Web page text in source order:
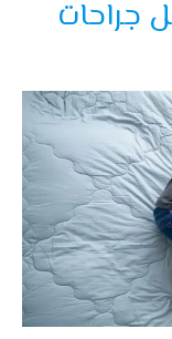
جراحات